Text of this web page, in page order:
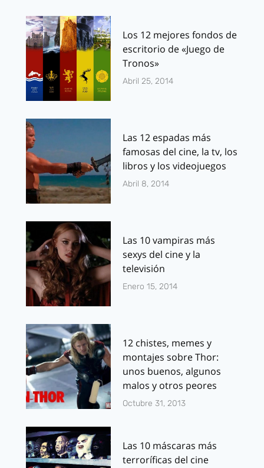
Los 12 mejores fondos de
escritorio de «Juego de
Tronos»
Abril 25, 2014
Las 12 espadas más
famosas del cine, la tv, los
libros y los videojuegos
Abril 8, 2014
Las 10 vampiras más
sexys del cine y la
televisión
Enero 15, 2014
12 chistes, memes y
montajes sobre Thor:
unos buenos, algunos
malos y otros peores
Octubre 31, 2013
Las 10 máscaras más
terroríficas del cine